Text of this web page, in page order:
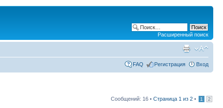
Расширенный поиск
FAQ Регистрация Вход
Сообщений: 16 • Страница 1 из 2 • 1 2